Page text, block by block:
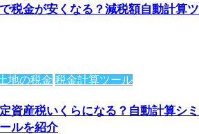
税金が安くなる？減税額自動計算ツ
地の税金 税金計算ツール
資産税いくらになる？自動計算シミ
ルを紹介